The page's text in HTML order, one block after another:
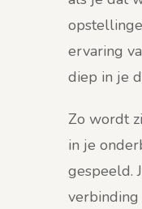
ervaring
diep in je
Zo wordt
in je
gespeeld.